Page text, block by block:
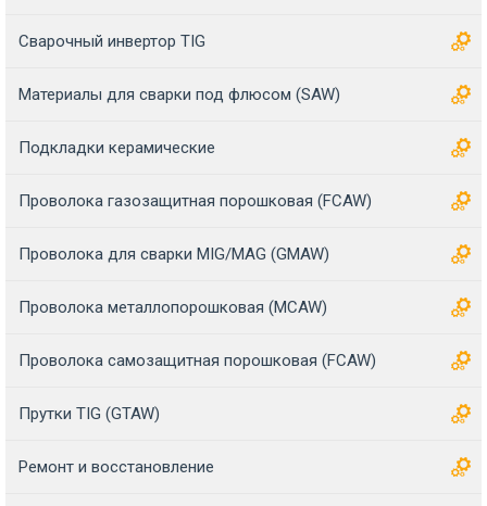
Сварочный инвертор TIG
Материалы для сварки под флюсом (SAW)
Подкладки керамические
Проволока газозащитная порошковая (FCAW)
Проволока для сварки MIG/MAG (GMAW)
Проволока металлопорошковая (MCAW)
Проволока самозащитная порошковая (FCAW)
Прутки TIG (GTAW)
Ремонт и восстановление